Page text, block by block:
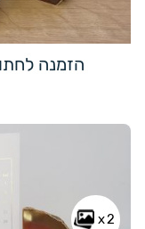
הזמנה
x2